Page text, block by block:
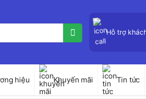
Hỗ trợ
hiệu Khuyến mãi Tin tức